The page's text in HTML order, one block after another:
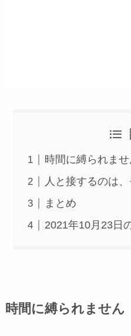
時間に縛られませ
人と接するのは
まとめ
2021年10月23日
時間に縛られません